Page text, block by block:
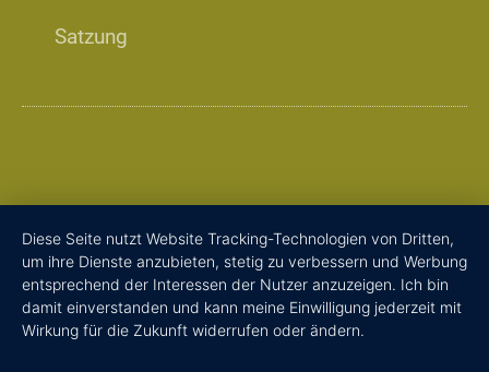
Satzung
Diese Seite nutzt Website Tracking-Technologien von Dritten,
um ihre Dienste anzubieten, stetig zu verbessern und Werbung
entsprechend der Interessen der Nutzer anzuzeigen. Ich bin
damit einverstanden und kann meine Einwilligung jederzeit mit
Wirkung für die Zukunft widerrufen oder ändern.